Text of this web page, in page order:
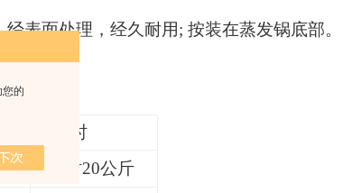
的
经表面处理，经久耐用; 按装在蒸发锅底部。
时
每小时20公斤